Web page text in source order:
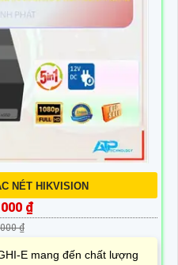
NÉT HIKVISION
₫
₫
E mang đến chất lượng